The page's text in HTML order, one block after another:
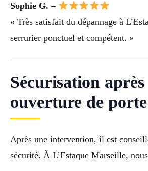
Sophie G. –
« Très satisfait du dépannage à
serrurier ponctuel et compétent. »
Sécurisation après
ouverture de porte
Après une intervention, il est
sécurité. À L’Estaque Marseille,